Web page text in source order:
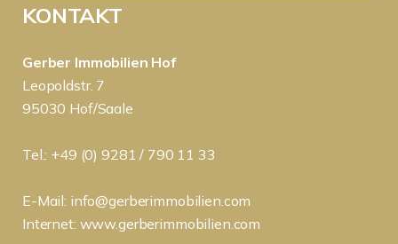
KONTAKT
Gerber Immobilien Hof
Leopoldstr. 7
95030 Hof/Saale
Tel.: +49 (0) 9281 / 790 11 33
E-Mail: info@gerberimmobilien.com
Internet: www.gerberimmobilien.com